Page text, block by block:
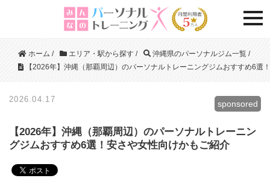
ホーム / エリア・駅から探す / 沖縄県のパーソナルジム一覧 /
【2026年】沖縄（那覇周辺）のパーソナルトレーニングジムおすすめ6選
sponsored
2026.04.17
【2026年】沖縄（那覇周辺）のパーソナルトレーニン
グジムおすすめ6選！安さや女性向けかもご紹介